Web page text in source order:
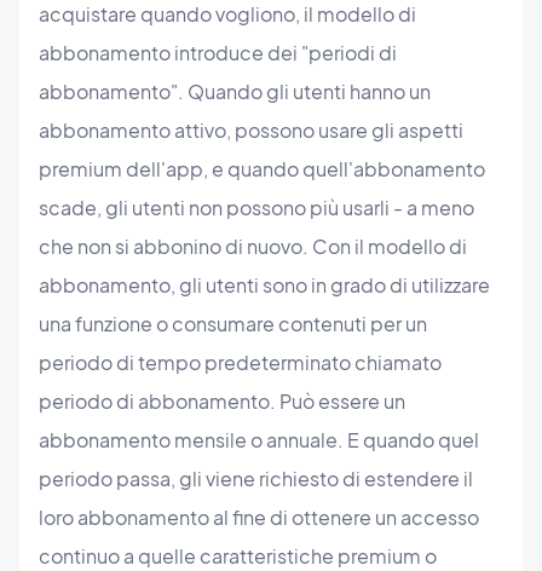
acquistare quando vogliono, il modello di
abbonamento introduce dei "periodi di
abbonamento". Quando gli utenti hanno un
abbonamento attivo, possono usare gli aspetti
premium dell'app, e quando quell'abbonamento
scade, gli utenti non possono più usarli - a meno
che non si abbonino di nuovo. Con il modello di
abbonamento, gli utenti sono in grado di utilizzare
una funzione o consumare contenuti per un
periodo di tempo predeterminato chiamato
periodo di abbonamento. Può essere un
abbonamento mensile o annuale. E quando quel
periodo passa, gli viene richiesto di estendere il
loro abbonamento al fine di ottenere un accesso
continuo a quelle caratteristiche premium o